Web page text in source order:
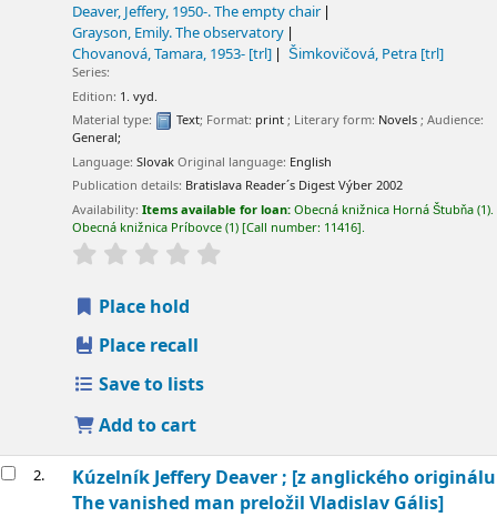
Deaver, Jeffery, 1950-. The empty chair
Grayson, Emily. The observatory
Chovanová, Tamara, 1953-[trl] Šimkovičová, Petra [trl]
Series:
Edition: 1. vyd.
Material type:
Text; Format: print; Literary form: Novels; Audience:
General;
Language: SlovakOriginal language: English
Publication details: Bratislava Reader´s Digest Výber2002
Availability: Items available for loan:Obecná knižnica Horná Štubňa(1).
Obecná knižnica Príbovce(1) Call number: 11416 .
Place hold
Place recall
Save to lists
Add to cart
2. KúzelníkJeffery Deaver ; [z anglického originálu
The vanished man preložil Vladislav Gális]